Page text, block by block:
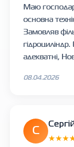
Маю
основна
Замовляв
адекватні,
08.04.2026
С